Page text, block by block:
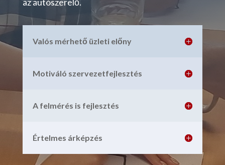
Valós mérhető üzleti előny
Motiváló szervezetfejlesztés
A felmérés is fejlesztés
Értelmes árképzés